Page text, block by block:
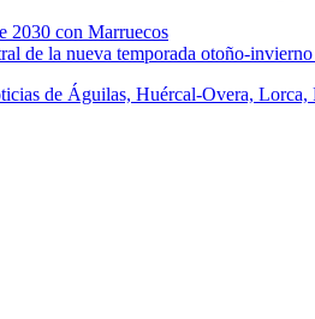
2030 con Marruecos
de la nueva temporada otoño-
de Águilas, Huércal-Overa, Lorca,